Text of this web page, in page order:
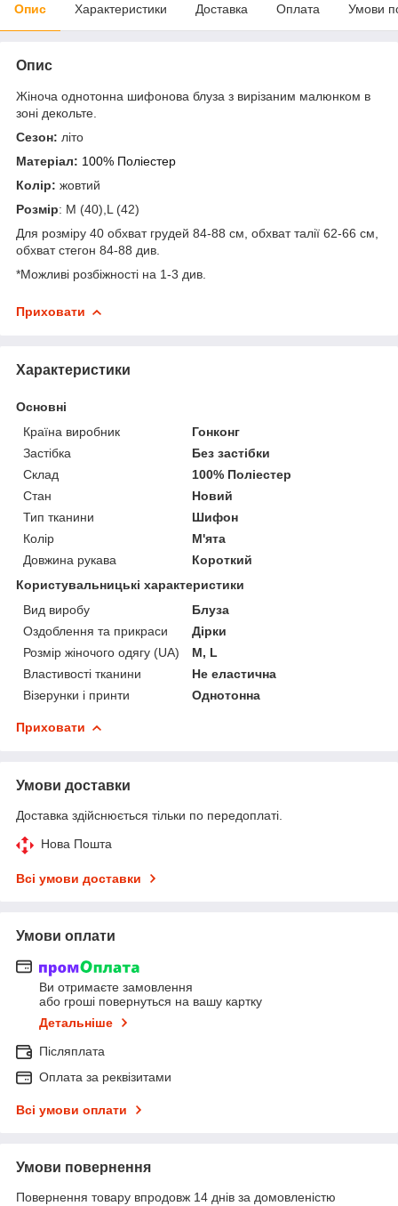
Опис Характеристики Доставка Оплата Умови
Опис
Жіноча однотонна шифонова блуза з вирізаним малюнком в
зоні декольте.
Сезон: літо
Матеріал: 100% Поліестер
Колір: жовтий
Розмір: M (40),L (42)
Для розміру 40 обхват грудей 84-88 см, обхват талії 62-66 см,
обхват стегон 84-88 див.
*Можливі розбіжності на 1-3 див.
Приховати
Характеристики
Основні
Країна виробник
Гонконг
Застібка
Без застібки
Склад
100% Поліестер
Стан
Новий
Тип тканини
Шифон
Колір
М'ята
Довжина рукава
Короткий
Користувальницькі характеристики
Вид виробу
Блуза
Оздоблення та прикраси
Дірки
Розмір жіночого одягу (UA)
M, L
Властивості тканини
Не еластична
Візерунки і принти
Однотонна
Приховати
Умови доставки
Доставка здійснюється тільки по передоплаті.
Нова Пошта
Всі умови доставки
Умови оплати
Ви отримаєте замовлення
або гроші повернуться на вашу картку
Детальніше
Післяплата
Оплата за реквізитами
Всі умови оплати
Умови повернення
Повернення товару впродовж 14 днів за домовленістю